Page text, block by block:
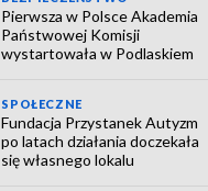
Pierwsza w Polsce Akademia
Państwowej Komisji
wystartowała w Podlaskiem
SPOŁECZNE
Fundacja Przystanek Autyzm
po latach działania doczekała
się własnego lokalu